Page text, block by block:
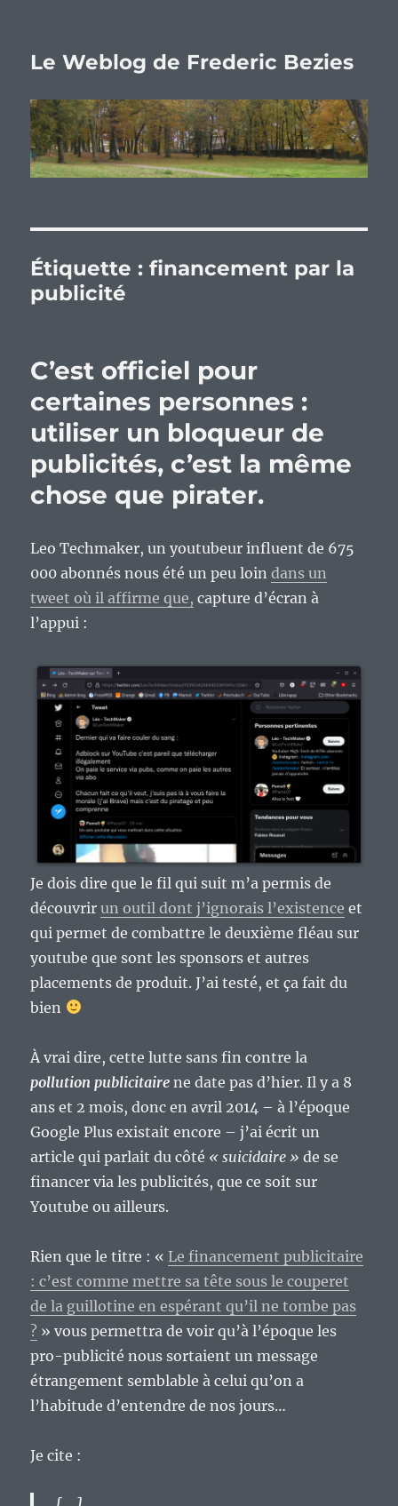
Le Weblog de Frederic Bezies
Étiquette :financement par la
publicité
C’est officiel pour
certaines personnes :
utiliser un bloqueur de
publicités, c’est la même
chose que pirater.
Leo Techmaker, un youtubeur influent de 675
000 abonnés nous été un peu loindans un
tweet où il affirme que, capture d’écran à
l’appui :
Je dois dire que le fil qui suit m’a permis de
découvrirun outil dont j’ignorais l’existence et
qui permet de combattre le deuxième fléau sur
youtube que sont les sponsors et autres
placements de produit. J’ai testé, et ça fait du
bien
À vrai dire, cette lutte sans fin contre la
pollution publicitaire ne date pas d’hier. Il y a 8
ans et 2 mois, donc en avril 2014 – à l’époque
Google Plus existait encore – j’ai écrit un
article qui parlait du côté « suicidaire » de se
financer via les publicités, que ce soit sur
Youtube ou ailleurs.
Rien que le titre : « Le financement publicitaire
: c’est comme mettre sa tête sous le couperet
de la guillotine en espérant qu’il ne tombe pas
? » vous permettra de voir qu’à l’époque les
pro-publicité nous sortaient un message
étrangement semblable à celui qu’on a
l’habitude d’entendre de nos jours…
Je cite :